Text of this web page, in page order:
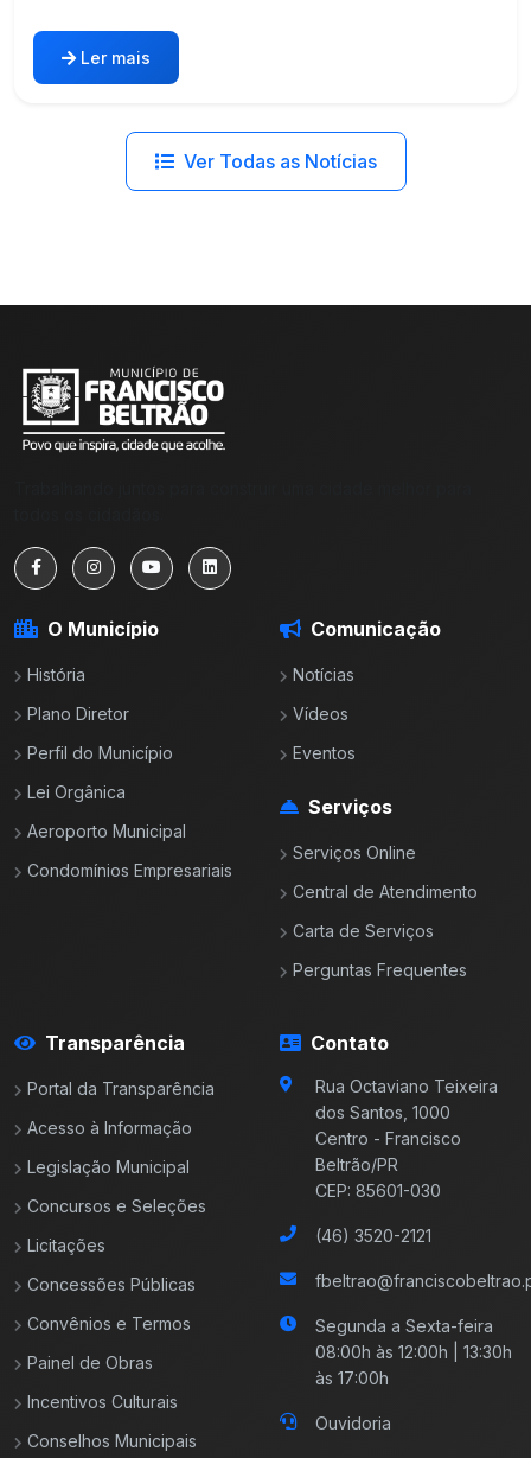
Ler mais
Ver Todas as Notícias
O Município
História
Plano Diretor
Perfil do Município
Lei Orgânica
Aeroporto Municipal
Condomínios Empresariais
Comunicação
Notícias
Vídeos
Eventos
Serviços
Serviços Online
Central de Atendimento
Carta de Serviços
Perguntas Frequentes
Transparência
Portal da Transparência
Acesso à Informação
Legislação Municipal
Concursos e Seleções
Licitações
Concessões Públicas
Convênios e Termos
Painel de Obras
Incentivos Culturais
Conselhos Municipais
Contato
Rua Octaviano Teixeira
dos Santos, 1000
Centro - Francisco
Beltrão/PR
CEP: 85601-030
(46) 3520-2121
Segunda a Sexta-feira
08:00h às 12:00h | 13:30h
às 17:00h
Ouvidoria